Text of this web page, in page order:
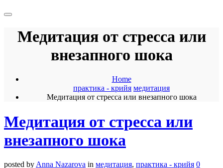
Медитация от стресса или
внезапного шока
Home
практика - крийя медитация
Медитация от стресса или внезапного шока
Медитация от стресса или
внезапного шока
posted by Anna Nazarova in медитация, практика - крийя 0